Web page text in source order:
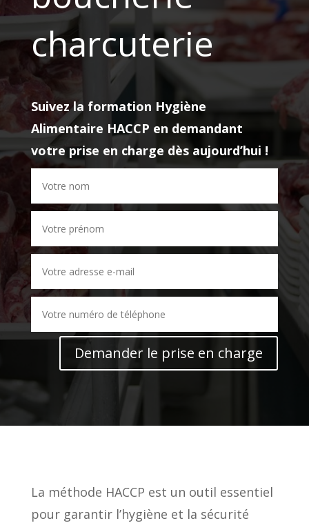
charcuterie
Suivez la formation Hygiène
Alimentaire HACCP en demandant
votre prise en charge dès aujourd’hui !
Demander le prise en charge
La méthode HACCP est un outil essentiel
pour garantir l’hygiène et la sécurité